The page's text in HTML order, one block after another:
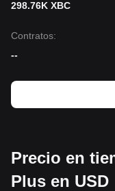
298.76K XBC
Contratos:
--
Precio en
Plus en USD